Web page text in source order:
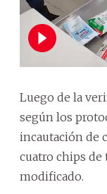
Luego de la
según los
incautación de
cuatro chips
modificado.